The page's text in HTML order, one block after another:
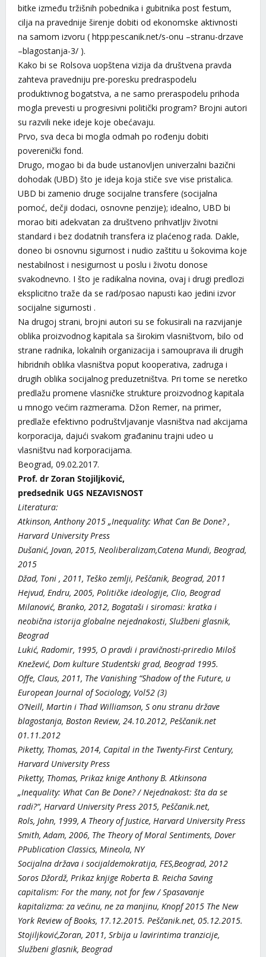
bitke između tržišnih pobednika i gubitnika post festum,
cilja na pravednije širenje dobiti od ekonomske aktivnosti
na samom izvoru ( htpp:pescanik.net/s-onu –stranu-drzave
–blagostanja-3/ ).
Kako bi se Rolsova uopštena vizija da društvena pravda
zahteva pravedniju pre-poresku predraspodelu
produktivnog bogatstva, a ne samo preraspodelu prihoda
mogla prevesti u progresivni politički program? Brojni autori
su razvili neke ideje koje obećavaju.
Prvo, sva deca bi mogla odmah po rođenju dobiti
poverenički fond.
Drugo, mogao bi da bude ustanovljen univerzalni bazični
dohodak (UBD) što je ideja koja stiče sve vise pristalica.
UBD bi zamenio druge socijalne transfere (socijalna
pomoć, dečji dodaci, osnovne penzije); idealno, UBD bi
morao biti adekvatan za društveno prihvatljiv životni
standard i bez dodatnih transfera iz plaćenog rada. Dakle,
doneo bi osnovnu sigurnost i nudio zaštitu u šokovima koje
nestabilnost i nesigurnost u poslu i životu donose
svakodnevno. I što je radikalna novina, ovaj i drugi predlozi
eksplicitno traže da se rad/posao napusti kao jedini izvor
socijalne sigurnosti .
Na drugoj strani, brojni autori su se fokusirali na razvijanje
oblika proizvodnog kapitala sa širokim vlasništvom, bilo od
strane radnika, lokalnih organizacija i samouprava ili drugih
hibridnih oblika vlasništva poput kooperativa, zadruga i
drugih oblika socijalnog preduzetništva. Pri tome se neretko
predlažu promene vlasničke strukture proizvodnog kapitala
u mnogo većim razmerama. Džon Remer, na primer,
predlaže efektivno podruštvljavanje vlasništva nad akcijama
korporacija, dajući svakom građaninu trajni udeo u
vlasništvu nad korporacijama.
Beograd, 09.02.2017.
Prof. dr Zoran Stojiljković,
predsednik UGS NEZAVISNOST
Literatura:
Atkinson, Anthony 2015 „Inequality: What Can Be Done? ,
Harvard University Press
Dušanić, Jovan, 2015, Neoliberalizam,Catena Mundi, Beograd,
2015
Džad, Toni , 2011, Teško zemlji, Peščanik, Beograd, 2011
Hejvud, Endru, 2005, Političke ideologije, Clio, Beograd
Milanović, Branko, 2012, Bogataši i siromasi: kratka i
neobična istorija globalne nejednakosti, Službeni glasnik,
Beograd
Lukić, Radomir, 1995, O pravdi i pravičnosti-priredio Miloš
Knežević, Dom kulture Studentski grad, Beograd 1995.
Offe, Claus, 2011, The Vanishing “Shadow of the Future, u
European Journal of Sociology, Vol52 (3)
O’Neill, Martin i Thad Williamson, S onu stranu države
blagostanja, Boston Review, 24.10.2012, Peščanik.net
01.11.2012
Piketty, Thomas, 2014, Capital in the Twenty-First Century,
Harvard University Press
Piketty, Thomas, Prikaz knige Anthony B. Atkinsona
„Inequality: What Can Be Done? / Nejednakost: šta da se
radi?“, Harvard University Press 2015, Peščanik.net,
Rols, John, 1999, A Theory of Justice, Harvard University Press
Smith, Adam, 2006, The Theory of Moral Sentiments, Dover
PPublication Classics, Mineola, NY
Socijalna država i socijaldemokratija, FES,Beograd, 2012
Soros Džordž, Prikaz knjige Roberta B. Reicha Saving
capitalism: For the many, not for few / Spasavanje
kapitalizma: za većinu, ne za manjinu, Knopf 2015 The New
York Review of Books, 17.12.2015. Peščanik.net, 05.12.2015.
Stojiljković,Zoran, 2011, Srbija u lavirintima tranzicije,
Službeni glasnik, Beograd